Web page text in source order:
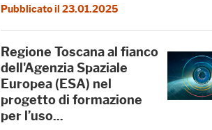
Pubblicato il 23.01.2025
Regione Toscana al fianco
dell'Agenzia Spaziale
Europea (ESA) nel
progetto di formazione
per l’uso...